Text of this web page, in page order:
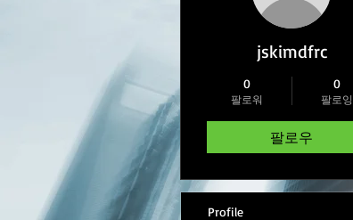
jskimdfrc
0
팔로워
0
팔로잉
팔로우
Profile